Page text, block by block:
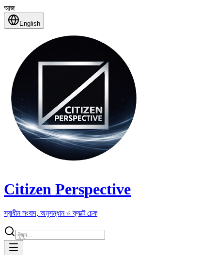
আজ
English
Citizen Perspective
স্বাধীন সংবাদ, অনুসন্ধান ও ফ্যাক্ট চেক